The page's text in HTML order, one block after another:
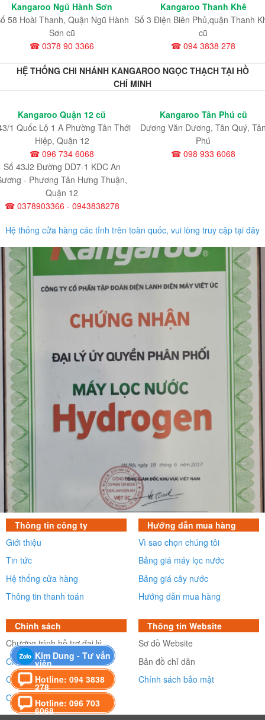
Kangaroo Ngũ Hành Sơn
58 Hoài Thanh, Quận Ngũ Hành
Sơn cũ
☎ 0378 90 3366
Kangaroo Thanh Khê
Số 3 Điện Biên Phủ,quận Thanh
cũ
☎ 094 3838 278
HỆ THỐNG CHI NHÁNH KANGAROO NGỌC THẠCH TẠI HỒ
CHÍ MINH
Kangaroo Quận 12 cũ
1 Quốc Lộ 1 A Phường Tân Thới
Hiệp, Quận 12
☎ 096 734 6068
Số 43J2 Đường DD7-1 KDC An
- Phương Tân Hưng Thuận,
Quận 12
☎ 0378903366 - 0943838278
Kangaroo Tân Phú cũ
Dương Văn Dương, Tân Quý,
Phú
☎ 098 933 6068
Hệ thống cửa hàng các tỉnh trên toàn quốc, vui lòng truy cập tại đây
Thông tin công ty
Giới thiệu
Tin tức
Hệ thống cửa hàng
Thông tin thanh toán
Hướng dẫn mua hàng
Vì sao chọn chúng tôi
Bảng giá máy lọc nước
Bảng giá cây nước
Hướng dẫn mua hàng
Chính sách
Chương trình hỗ trợ đại lý
Chính sách vận chuyển
Chính sách bảo hành
Chính sách đổi/trả
Thông tin Website
Sơ đồ Website
Bản đồ chỉ dẫn
Chính sách bảo mật
Kim Dung - Tư vấn
viên
Hotline: 094 3838
278
Hotline: 096 703
6068